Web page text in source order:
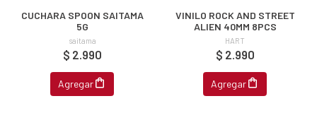
CUCHARA SPOON SAITAMA
5G
saitama
$ 2.990
Agregar
VINILO ROCK AND STREET
ALIEN 40MM 8PCS
HART
$ 2.990
Agregar